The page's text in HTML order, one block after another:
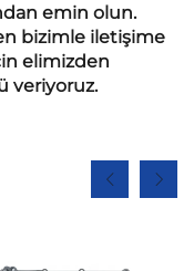
emin olun.
bizimle iletişime
elimizden
veriyoruz.